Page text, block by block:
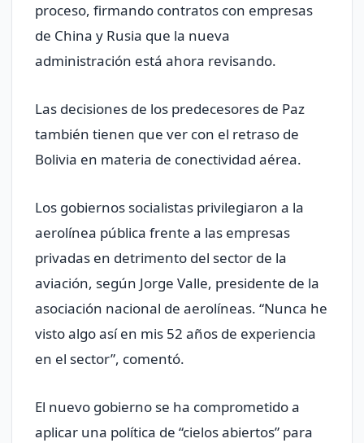
proceso, firmando contratos con empresas
de China y Rusia que la nueva
administración está ahora revisando.
Las decisiones de los predecesores de Paz
también tienen que ver con el retraso de
Bolivia en materia de conectividad aérea.
Los gobiernos socialistas privilegiaron a la
aerolínea pública frente a las empresas
privadas en detrimento del sector de la
aviación, según Jorge Valle, presidente de la
asociación nacional de aerolíneas. “Nunca he
visto algo así en mis 52 años de experiencia
en el sector”, comentó.
El nuevo gobierno se ha comprometido a
aplicar una política de “cielos abiertos” para